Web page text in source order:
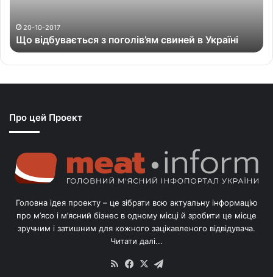
т
ь
п
о
20-10-2017
Що відбувається з поголів’ям свиней в Україні
Про цей Проект
Головна ідея проекту – це зібрати всю актуальну інформацію
про м’ясо і м’ясний бізнес в одному місці й зробити це місце
зручним і затишним для кожного зацікавленого відвідувача.
Читати далі...
RSS Facebook
X